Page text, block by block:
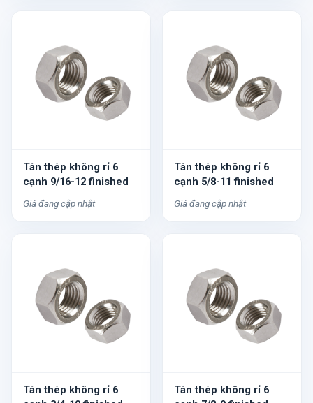
Tán thép không rỉ 6
cạnh 9/16-12 finished
Giá đang cập nhật
Tán thép không rỉ 6
cạnh 5/8-11 finished
Giá đang cập nhật
Tán thép không rỉ 6
Tán thép không rỉ 6